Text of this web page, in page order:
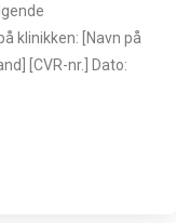
klinikken: [Navn på
[CVR-nr.] Dato: